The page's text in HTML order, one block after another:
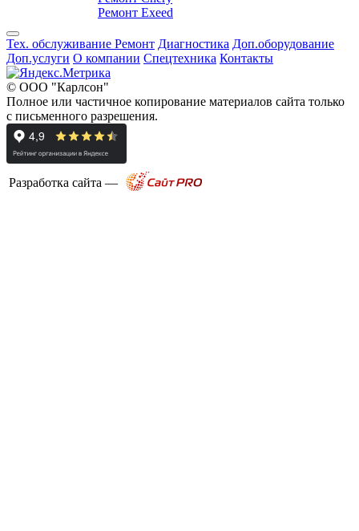
Ремонт Exeed
Тех. обслуживание Ремонт Диагностика Доп.оборудование
Доп.услуги О компании Спецтехника Контакты
© ООО "Карлсон"
Полное или частичное копирование материалов сайта только
с письменного разрешения.
Разработка сайта —